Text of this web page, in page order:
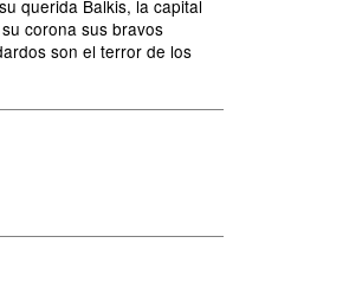
querida Balkis, la capital
corona sus bravos
son el terror de los